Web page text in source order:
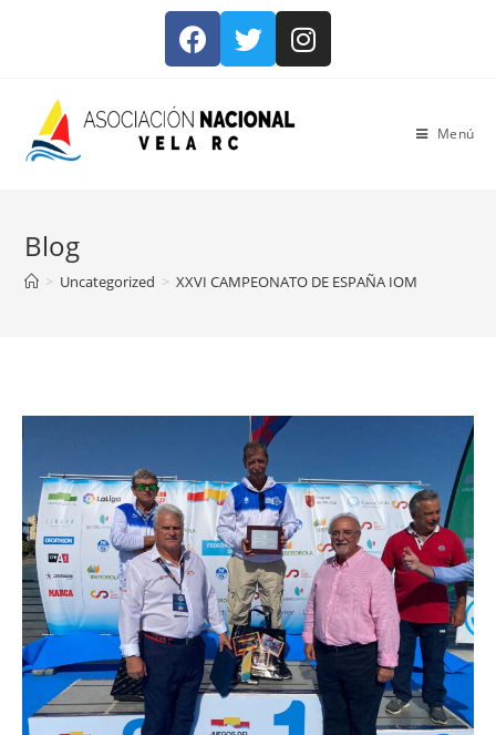
Menú
Blog
> Uncategorized > XXVI CAMPEONATO DE ESPAÑA IOM